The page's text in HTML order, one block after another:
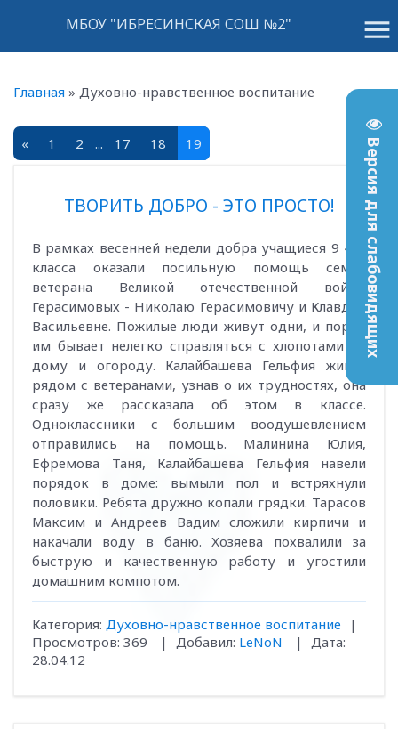
Версия для слабовидящих
menu
МБОУ "ИБРЕСИНСКАЯ СОШ №2"
Главная » Духовно-нравственное воспитание
« 1 2 ... 17 18 19
ТВОРИТЬ ДОБРО - ЭТО ПРОСТО!
В рамках весенней недели добра учащиеся 9 «б»
класса оказали посильную помощь семье
ветерана Великой отечественной войны
Герасимовых - Николаю Герасимовичу и Клавдии
Васильевне. Пожилые люди живут одни, и порой
им бывает нелегко справляться с хлопотами по
дому и огороду. Калайбашева Гельфия живёт
рядом с ветеранами, узнав о их трудностях, она
сразу же рассказала об этом в классе.
Одноклассники с большим воодушевлением
отправились на помощь. Малинина Юлия,
Ефремова Таня, Калайбашева Гельфия навели
порядок в доме: вымыли пол и встряхнули
половики. Ребята дружно копали грядки. Тарасов
Максим и Андреев Вадим сложили кирпичи и
накачали воду в баню. Хозяева похвалили за
быструю и качественную работу и угостили
домашним компотом.
Категория: Духовно-нравственное воспитание
|
Просмотров: 369 | Добавил: LeNoN |
Дата:
28.04.12